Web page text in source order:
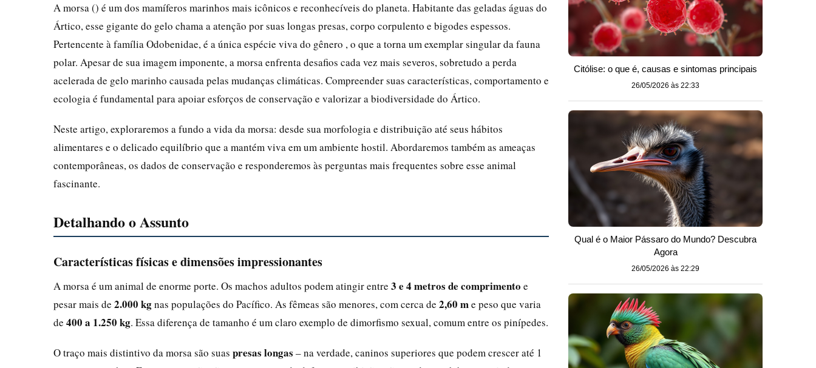
A morsa () é um dos mamíferos marinhos mais icônicos e reconhecíveis do planeta. Habitante das geladas águas do
Ártico, esse gigante do gelo chama a atenção por suas longas presas, corpo corpulento e bigodes espessos.
Pertencente à família Odobenidae, é a única espécie viva do gênero , o que a torna um exemplar singular da fauna
polar. Apesar de sua imagem imponente, a morsa enfrenta desafios cada vez mais severos, sobretudo a perda
acelerada de gelo marinho causada pelas mudanças climáticas. Compreender suas características, comportamento e
ecologia é fundamental para apoiar esforços de conservação e valorizar a biodiversidade do Ártico.
Neste artigo, exploraremos a fundo a vida da morsa: desde sua morfologia e distribuição até seus hábitos
alimentares e o delicado equilíbrio que a mantém viva em um ambiente hostil. Abordaremos também as ameaças
contemporâneas, os dados de conservação e responderemos às perguntas mais frequentes sobre esse animal
fascinante.
Detalhando o Assunto
Características físicas e dimensões impressionantes
A morsa é um animal de enorme porte. Os machos adultos podem atingir entre 3 e 4 metros de comprimento e
pesar mais de 2.000 kgnas populações do Pacífico. As fêmeas são menores, com cerca de 2,60 me peso que varia
de 400 a 1.250 kg. Essa diferença de tamanho é um claro exemplo de dimorfismo sexual, comum entre os pinípedes.
O traço mais distintivo da morsa são suas presas longas – na verdade, caninos superiores que podem crescer até 1
Citólise: o que é, causas e sintomas principais
26/05/2026 às 22:33
Qual é o Maior Pássaro do Mundo? Descubra
Agora
26/05/2026 às 22:29